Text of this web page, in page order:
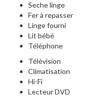
Seche linge
Fer à repasser
Linge fourni
Lit bébé
Téléphone
Télévision
Climatisation
Hi-Fi
Lecteur DVD